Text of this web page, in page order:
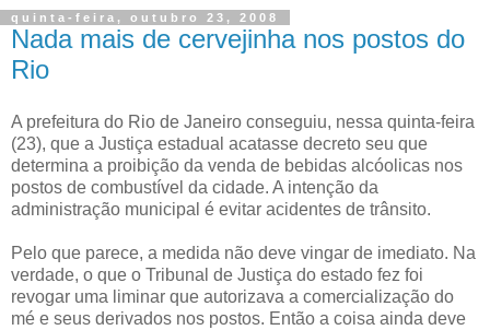
quinta-feira, outubro 23, 2008
Nada mais de cervejinha nos postos do
Rio
A prefeitura do Rio de Janeiro conseguiu, nessa quinta-feira
(23), que a Justiça estadual acatasse decreto seu que
determina a proibição da venda de bebidas alcóolicas nos
postos de combustível da cidade. A intenção da
administração municipal é evitar acidentes de trânsito.
Pelo que parece, a medida não deve vingar de imediato. Na
verdade, o que o Tribunal de Justiça do estado fez foi
revogar uma liminar que autorizava a comercialização do
mé e seus derivados nos postos. Então a coisa ainda deve